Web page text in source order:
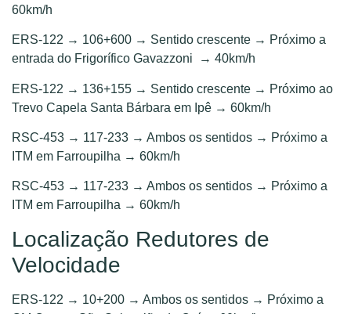
60km/h
ERS-122 → 106+600 → Sentido crescente → Próximo a
entrada do Frigorífico Gavazzoni → 40km/h
ERS-122 → 136+155 → Sentido crescente → Próximo ao
Trevo Capela Santa Bárbara em Ipê → 60km/h
RSC-453 → 117-233 → Ambos os sentidos → Próximo a
ITM em Farroupilha → 60km/h
RSC-453 → 117-233 → Ambos os sentidos → Próximo a
ITM em Farroupilha → 60km/h
Localização Redutores de
Velocidade
ERS-122 → 10+200 → Ambos os sentidos → Próximo a